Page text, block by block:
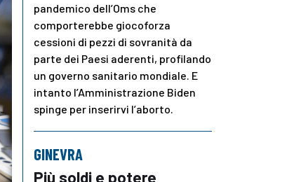
pandemico dell’Oms che
comporterebbe giocoforza
cessioni di pezzi di sovranità da
parte dei Paesi aderenti, profilando
un governo sanitario mondiale. E
intanto l’Amministrazione Biden
spinge per inserirvi l’aborto.
GINEVRA
Più soldi e potere